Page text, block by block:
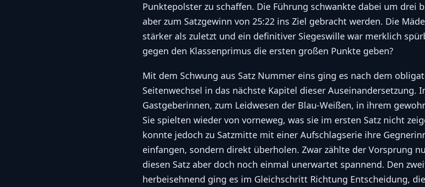
Punktepolster zu schaffen. Die Führung schwankte dabei um drei
aber zum Satzgewinn von 25:22 ins Ziel gebracht werden. Die
stärker als zuletzt und ein definitiver Siegeswille war merklich
gegen den Klassenprimus die ersten großen Punkte geben?
Mit dem Schwung aus Satz Nummer eins ging es nach dem
Seitenwechsel in das nächste Kapitel dieser Auseinandersetzung.
Gastgeberinnen, zum Leidwesen der Blau-Weißen, in ihrem
Sie spielten wieder von vorneweg, was sie im ersten Satz nicht
konnte jedoch zu Satzmitte mit einer Aufschlagserie ihre
einfangen, sondern direkt überholen. Zwar zählte der Vorsprung
diesen Satz aber doch noch einmal unerwartet spannend. Den
herbeisehnend ging es im Gleichschritt Richtung Entscheidung,